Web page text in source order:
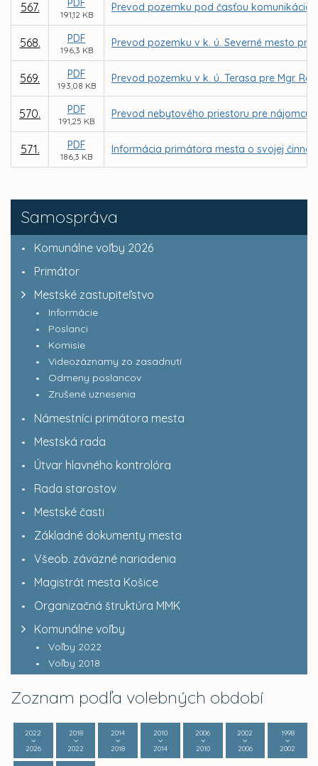
Samospráva
Komunálne voľby 2026
Primátor
Mestské zastupiteľstvo
Informácie
Poslanci
Komisie
Videozáznamy zo zasadnutí
Odmeny poslancov
Zrušené uznesenia
Námestníci primátora mesta
Mestská rada
Útvar hlavného kontrolóra
Rada starostov
Mestské časti
Základné dokumenty mesta
Všeob. záväzné nariadenia
Magistrát mesta Košice
Organizačná štruktúra MMK
Komunálne voľby
Voľby 2022
Voľby 2018
Zoznam podľa volebných období
2022
2026
2018
2022
2014
2018
2010
2014
2006
2010
2002
2006
1998
2002
567. PDF
191,12 KB
Prevod pozemku pod časťou komunikácie
568. PDF
196,3 KB
Prevod pozemku v k. ú. Severné mesto
569. PDF
193,08 KB
Prevod pozemku v k. ú. Terasa pre Mgr.
570. PDF
191,25 KB
Prevod nebytového priestoru pre nájomcu
571. PDF
186,3 KB
Informácia primátora mesta o svojej